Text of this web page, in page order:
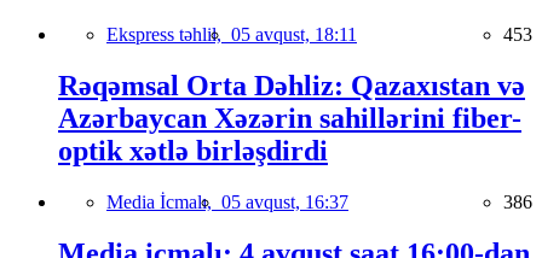
Ekspress təhlil, 05 avqust, 18:11 453
Rəqəmsal Orta Dəhliz: Qazaxıstan və
Azərbaycan Xəzərin sahillərini fiber-
optik xətlə birləşdirdi
Media İcmalı, 05 avqust, 16:37 386